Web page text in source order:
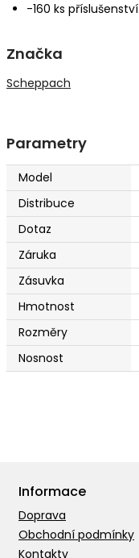
-160 ks příslušenství
Značka
Scheppach
Parametry
Model
Distribuce
Dotaz
Záruka
Zásuvka
Hmotnost
Rozměry
Nosnost
Informace
Doprava
Obchodní podmínky
Kontakty